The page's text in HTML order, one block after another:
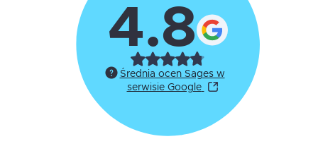
4.8
Średnia ocen Sages w
serwisie Google